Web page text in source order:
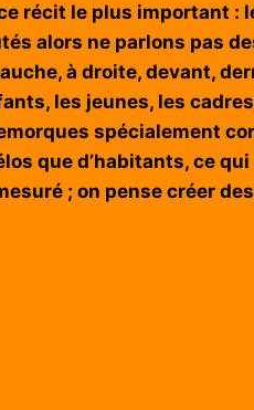
récit le plus important :
alors ne parlons pas
à droite, devant,
les jeunes, les
spécialement
que d’habitants, ce
; on pense créer